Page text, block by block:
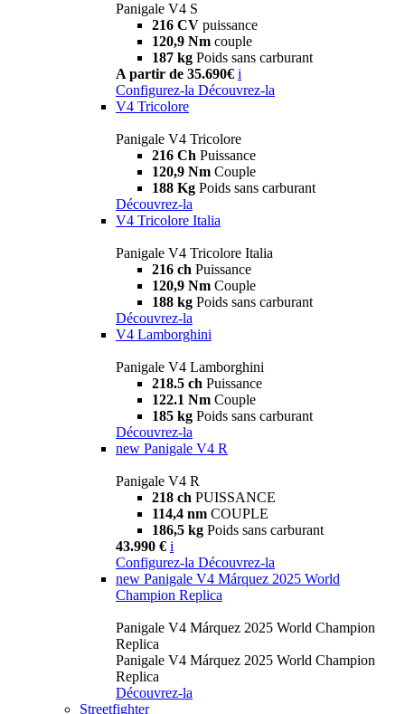
Panigale V4 S
216 CV puissance
120,9 Nm couple
187 kg Poids sans carburant
A partir de 35.690€ i
Configurez-la Découvrez-la
V4 Tricolore
Panigale V4 Tricolore
216 Ch Puissance
120,9 Nm Couple
188 Kg Poids sans carburant
Découvrez-la
V4 Tricolore Italia
Panigale V4 Tricolore Italia
216 ch Puissance
120,9 Nm Couple
188 kg Poids sans carburant
Découvrez-la
V4 Lamborghini
Panigale V4 Lamborghini
218.5 ch Puissance
122.1 Nm Couple
185 kg Poids sans carburant
Découvrez-la
new Panigale V4 R
Panigale V4 R
218 ch PUISSANCE
114,4 nm COUPLE
186,5 kg Poids sans carburant
43.990 € i
Configurez-la Découvrez-la
new Panigale V4 Márquez 2025 World
Champion Replica
Panigale V4 Márquez 2025 World Champion
Replica
Panigale V4 Márquez 2025 World Champion
Replica
Découvrez-la
Streetfighter